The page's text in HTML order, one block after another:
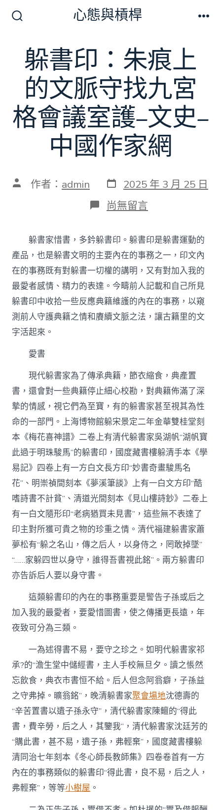
切
開
關
心態與槓桿
躲書印：朱痕上
的文脈守找九宮
格會議室護–文史–
中國作家網
文 作者： admin 發
表
日
期
2025 年 3 月 25 日
在
〈躲
印：
朱
痕
上
的
文
脈
守
找
九
室
護
–
文
史
–
中
國
作
家
網〉
中
尚無留言
躲書家惜書，多鈐躲書印。躲書印是躲書運動的
產品，也是躲書文明的主要內在的事務之一，印文內
在的事務既有對躲書一切權的講明，又有對加入我的
最愛者感情、精力的表達。今疇前人記載和自己所見
躲書印中收拾一些反應典籍維護的內在的事務，以窺
測前人守護典籍之情和賡續文脈之法，讓古籍里的文
字活起來。
愛書
現代躲書家為了傳承典籍，節衣縮食，典產置
書，還會對一些典籍停止細心校勘，對典籍佈滿了深
摯的情感，視它們為至寶，有的躲書家甚至視其為性
命的一部門。上海博物館躲宋景定二年金華雙桂堂刻
本《梅花喜神譜》二卷上有清代躲書家吳湖帆“湖帆寶
此過于明珠駿馬”的躲書印，國度藏書樓躲清手本《學
易記》四卷上有一方白文長方印“妙書奇畫駿馬名
花”、明崇禎間刻本《夢溪筆談》上有一白文方印“酷
嗜詩書不計貧”、清道光間刻本《見山樓詩鈔》二卷上
有一白文隨形印“老病猶買未見書”，這些無不表達了
印主對所獲可貴之物的珍重之情。清代福建躲書家蕭
夢松有“躲之名山，傳之后人，以身侍之，罔敢掉墜”
“……家躲四世以身守，誰得吾書視此銘”。兩方躲書印
亦告訴后人要以身守書。
這類躲書印的內在的事務重要是警告子孫或后之
加入我的最愛者，要愛惜圖書，使之傳播更長遠，年
夜致可分為三類。
一為述得書不易，要守之珍之。如明代躲書家祁
承?的“澹生堂中儲經書，主人手校無旦夕。讀之悵然
忘飲食，典衣市書恒不給。后人但念阿翁癖，子孫益
之守弗掉。曠翁銘”，晚清躲書家聚會場地沈德壽的
“辛苦置書以遺子孫永守”，清代躲書家陳鳣的“得此
書，費辛勞，后之人，其鑒我”，清代躲書家沈廷芳的
“購此書，甚不易，遺子孫，弗輕棄”，國度藏書樓躲
清同治七年刻本《冬心師長教師集》四卷卷首有一方
內在的事務類似的躲書印“得此書，良不易，后之人，
弗輕棄”，等等小樹屋 。